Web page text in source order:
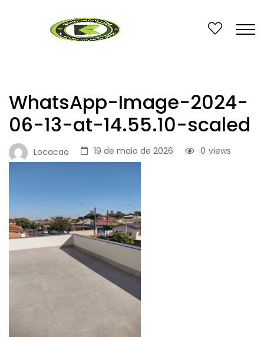
WhatsApp-Image-2024-
06-13-at-14.55.10-scaled
Locacao 19 de maio de 2026 views
0